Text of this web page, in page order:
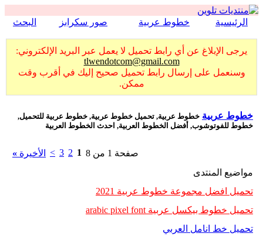
الرئيسية خطوط عربية صور سكرابز البحث
يرجى الإبلاغ عن أي رابط تحميل لا يعمل عبر البريد الإلكتروني:
tlwendotcom@gmail.com
وسنعمل على إرسال رابط تحميل صحيح إليك في أقرب وقت
ممكن.
خطوط عربية خطوط عربية, تحميل خطوط عربية, خطوط عربية للتحميل,
خطوط للفوتوشوب, أفضل الخطوط العربية, احدث الخطوط العربية
صفحة 1 من 8 1
2
3
> الأخيرة »
مواضيع المنتدى
تحميل افضل مجموعة خطوط عربية 2021
تحميل خطوط بيكسل عربية arabic pixel font
تحميل خط انامل العربي